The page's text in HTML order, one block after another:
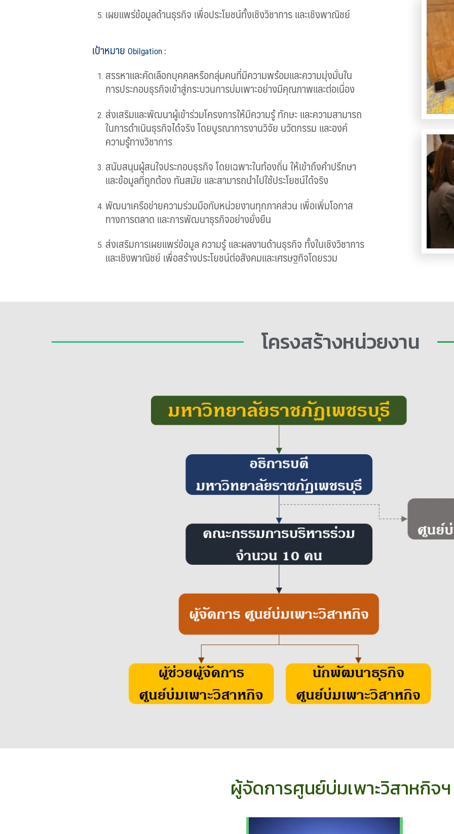
เผยแพร่ข้อมูลด้านธุรกิจ เพื่อประโยชน์ทั้งเชิงวิชาการ และเชิงพาณิชย์
เป้าหมาย Obilgation:
สรรหาและคัดเลือกบุคคลหรือกลุ่มคนที่มีความพร้อมและความมุ่งมั่นใน
การประกอบธุรกิจเข้าสู่กระบวนการบ่มเพาะอย่างมีคุณภาพและต่อเนื่อง
ส่งเสริมและพัฒนาผู้เข้าร่วมโครงการให้มีความรู้ ทักษะ และความสามารถ
ในการดำเนินธุรกิจได้จริง โดยบูรณาการงานวิจัย นวัตกรรม และองค์
ความรู้ทางวิชาการ
สนับสนุนผู้สนใจประกอบธุรกิจ โดยเฉพาะในท้องถิ่น ให้เข้าถึงคำปรึกษา
และข้อมูลที่ถูกต้อง ทันสมัย และสามารถนำไปใช้ประโยชน์ได้จริง
พัฒนาเครือข่ายความร่วมมือกับหน่วยงานทุกภาคส่วน เพื่อเพิ่มโอกาส
ทางการตลาด และการพัฒนาธุรกิจอย่างยั่งยืน
ส่งเสริมการเผยแพร่ข้อมูล ความรู้ และผลงานด้านธุรกิจ ทั้งในเชิงวิชาการ
และเชิงพาณิชย์ เพื่อสร้างประโยชน์ต่อสังคมและเศรษฐกิจโดยรวม
โครงสร้างหน่วยงาน
ผู้จัดการศูนย์บ่มเพาะวิสาหกิจฯ